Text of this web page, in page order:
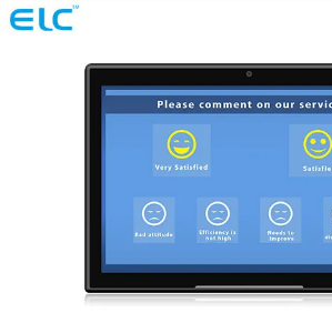
ΠΕΡΊΠΟΥ
ΕΜΕΊΣ
Electron
Technology
Co.,